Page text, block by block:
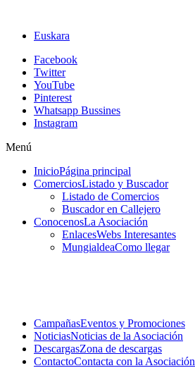
Euskara
Facebook
Twitter
YouTube
Pinterest
Whatsapp Bussines
Instagram
Menú
InicioPágina principal
ComerciosListado y Buscador
Listado de Comercios
Buscador en Callejero
ConocenosLa Asociación
EnlacesWebs Interesantes
MungialdeaComo llegar
CampañasEventos y Promociones
NoticiasNoticias de la Asociación
DescargasZona de descargas
ContactoContacta con la Asociación